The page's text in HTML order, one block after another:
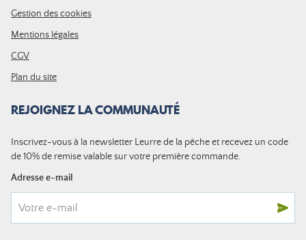
Gestion des cookies
Mentions légales
CGV
Plan du site
REJOIGNEZ LA COMMUNAUTÉ
Inscrivez-vous à la newsletter Leurre de la pêche et recevez un code
de 10% de remise valable sur votre première commande.
Adresse e-mail